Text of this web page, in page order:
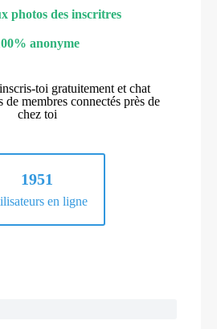
photos des inscritres
anonyme
toi gratuitement et chat
de membres connectés près de
chez toi
1951
en ligne